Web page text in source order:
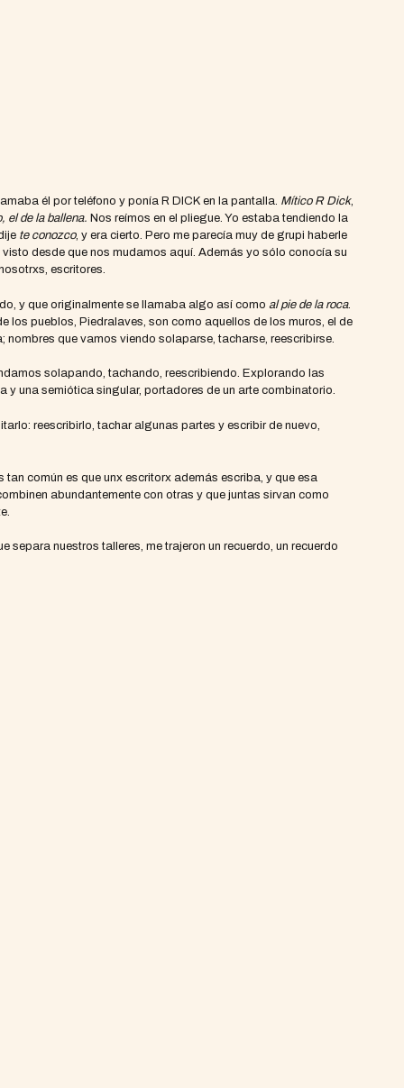
él por teléfono y ponía R DICK en la pantalla. Mítico R Dick,
el de la ballena. Nos reímos en el pliegue. Yo estaba tendiendo la
te conozco, y era cierto. Pero me parecía muy de grupi haberle
desde que nos mudamos aquí. Además yo sólo conocía su
escritores.
y que originalmente se llamaba algo así como al pie de la roca.
los pueblos, Piedralaves, son como aquellos de los muros, el de
que vamos viendo solaparse, tacharse, reescribirse.
solapando, tachando, reescribiendo. Explorando las
una semiótica singular, portadores de un arte combinatorio.
reescribirlo, tachar algunas partes y escribir de nuevo,
común es que unx escritorx además escriba, y que esa
abundantemente con otras y que juntas sirvan como
nuestros talleres, me trajeron un recuerdo, un recuerdo